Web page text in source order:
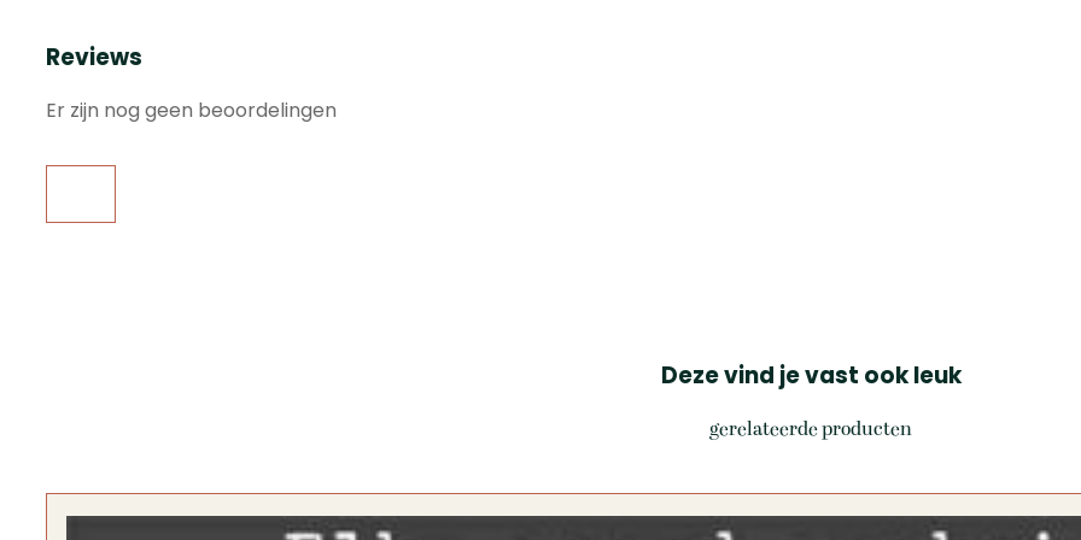
Reviews
Er zijn nog geen beoordelingen
Deze vind je vast ook leuk
gerelateerde producten